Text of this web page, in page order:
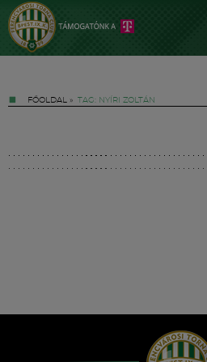
FŐOLDAL » TAG: NYÍRI ZOLTÁN
Hírek